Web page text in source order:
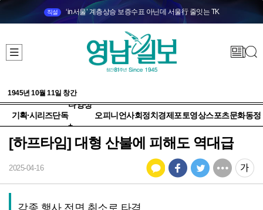
직설 ‘in서울’ 계층상승 보증수표 아닌데 서울行 줄잇는 TK
1945년 10월 11일 창간
기획·시리즈단독
다양성
+
오피니언사회정치 경제 포토영상스포츠문화동정
[하프타임] 대형 산불에 피해도 역대급
2025-04-16